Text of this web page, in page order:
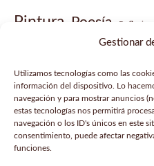
Gestionar
Utilizamos tecnologías como las
información del dispositivo. Lo
navegación y para mostrar anuncios
estas tecnologías nos permitirá
navegación o los ID's únicos en este
consentimiento, puede afectar
funciones.
Pintura Poesía
Vídeo musical